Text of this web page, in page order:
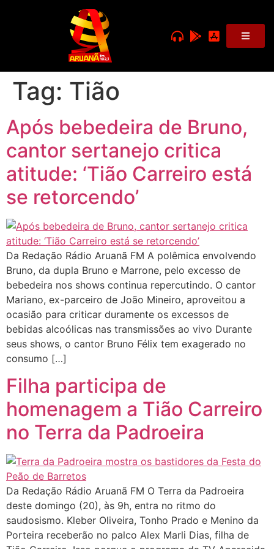
Tag: Tião
Após bebedeira de Bruno,
cantor sertanejo critica
atitude: ‘Tião Carreiro está
se retorcendo’
Da Redação Rádio Aruanã FM A polêmica envolvendo
Bruno, da dupla Bruno e Marrone, pelo excesso de
bebedeira nos shows continua repercutindo. O cantor
Mariano, ex-parceiro de João Mineiro, aproveitou a
ocasião para criticar duramente os excessos de
bebidas alcoólicas nas transmissões ao vivo Durante
seus shows, o cantor Bruno Félix tem exagerado no
consumo […]
Filha participa de
homenagem a Tião Carreiro
no Terra da Padroeira
Da Redação Rádio Aruanã FM O Terra da Padroeira
deste domingo (20), às 9h, entra no ritmo do
saudosismo. Kleber Oliveira, Tonho Prado e Menino da
Porteira receberão no palco Alex Marli Dias, filha de